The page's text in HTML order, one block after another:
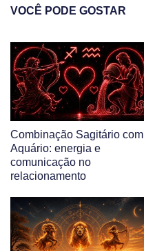
VOCÊ PODE GOSTAR
Combinação Sagitário com
Aquário: energia e
comunicação no
relacionamento